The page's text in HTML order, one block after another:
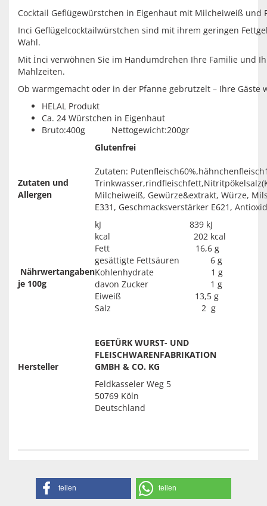
Cocktail Geflügewürstchen in Eigenhaut mit Milcheiweiß und
Inci Geflügelcocktailwürstchen sind mit ihrem geringen
Wahl.
Mit İnci verwöhnen Sie im Handumdrehen Ihre Familie und
Mahlzeiten.
Ob warmgemacht oder in der Pfanne gebrutzelt – Ihre Gäste
HELAL Produkt
Ca. 24 Würstchen in Eigenhaut
Bruto:400g Nettogewicht:200gr
Zutaten und
Allergen
Glutenfrei
Zutaten:
Milcheiweiß, Gewürze&extrakt, Würze,
E331, Geschmacksverstärker E621,
Nährwertangaben
je 100g
kJ 839 kJ
kcal 202 kcal
Fett 16,6 g
gesättigte Fettsäuren 6 g
Kohlenhydrate 1 g
davon Zucker 1 g
Eiweiß 13,5 g
Salz 2 g
Hersteller
EGETÜRK WURST- UND
FLEISCHWAREN­FABRIKATION
GMBH & CO. KG
Feldkasseler Weg 5
50769 Köln
Deutschland
teilen teilen